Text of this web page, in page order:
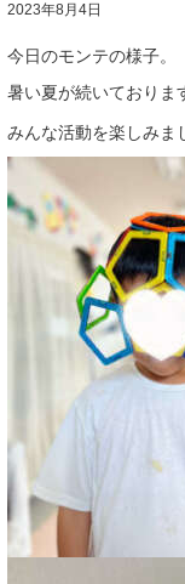
2023年8月4日
今日のモンテの様子。
暑い夏が続いており
みんな活動を楽しみま